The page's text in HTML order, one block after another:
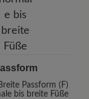
Passform (F)
bis breite Füße